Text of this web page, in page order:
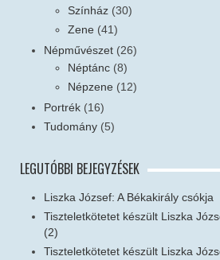
Színház (30)
Zene (41)
Népművészet (26)
Néptánc (8)
Népzene (12)
Portrék (16)
Tudomány (5)
LEGUTÓBBI BEJEGYZÉSEK
Liszka József: A Békakirály csókja
Tiszteletkötetet készült Liszka
(2)
Tiszteletkötetet készült Liszka